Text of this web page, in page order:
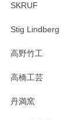
SKRUF
Stig Lindberg
高野竹工
高橋工芸
丹満窯